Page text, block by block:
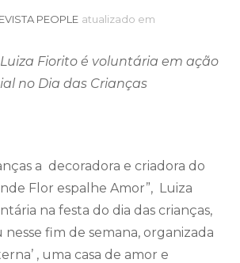
PEOPLE atualizado em
Fiorito é voluntária em ação
no Dia das Crianças
a decoradora e criadora do
Flor espalhe Amor”, Luiza
na festa do dia das crianças,
fim de semana, organizada
, uma casa de amor e